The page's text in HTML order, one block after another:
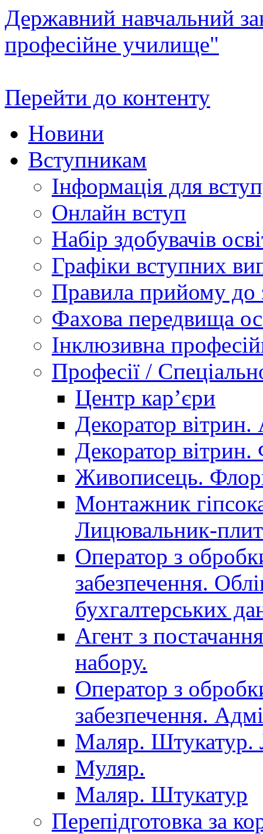
Державний навчальний
професійне училище"
Перейти до контенту
Новини
Вступникам
Інформація для
Онлайн вступ
Набір здобувачів
Графіки вступних
Правила прийому до
Фахова передвища
Інклюзивна
Професії /
Центр кар’єри
Декоратор вітрин.
Декоратор вітрин.
Живописець.
Монтажник
Лицювальник-
Оператор з
забезпечення.
бухгалтерських
Агент з
набору.
Оператор з
забезпечення.
Маляр. Штукатур.
Муляр.
Маляр. Штукатур
Перепідготовка за